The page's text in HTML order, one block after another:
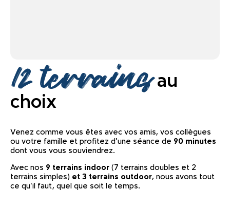
12 terrainsau
choix
Venez comme vous êtes avec vos amis, vos collègues
ou votre famille et profitez d'une séance de 90 minutes
dont vous vous souviendrez.
Avec nos 9 terrains indoor (7 terrains doubles et 2
terrains simples) et 3 terrains outdoor, nous avons tout
ce qu'il faut, quel que soit le temps.